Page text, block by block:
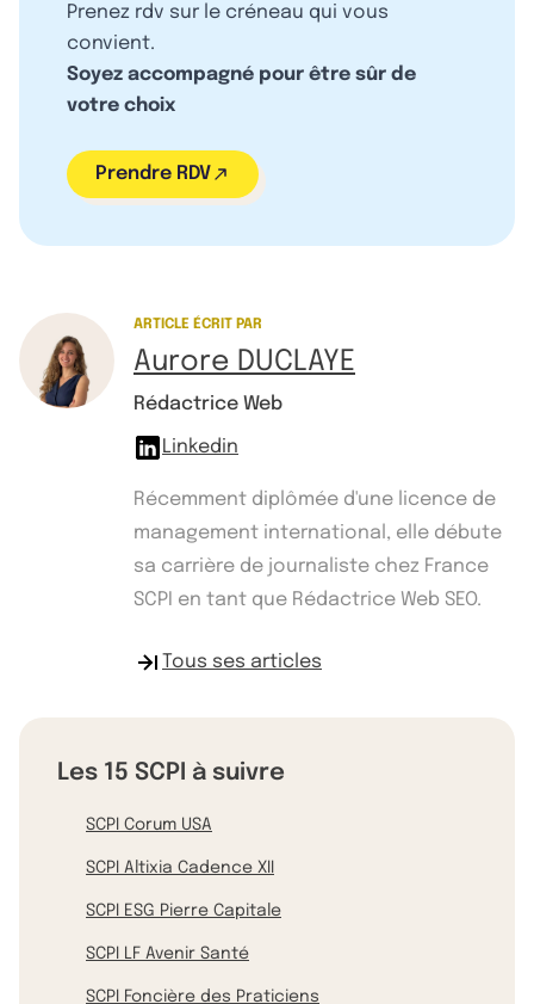
Prenez rdv sur le créneau qui vous
convient.
Soyez accompagné pour être sûr de
votre choix
Prendre RDV
ARTICLE ÉCRIT PAR
Aurore DUCLAYE
Rédactrice Web
Linkedin
Récemment diplômée d'une licence de
management international, elle débute
sa carrière de journaliste chez France
SCPI en tant que Rédactrice Web SEO.
Tous ses articles
Les 15 SCPI à suivre
SCPI Corum USA
SCPI Altixia Cadence XII
SCPI ESG Pierre Capitale
SCPI LF Avenir Santé
SCPI Foncière des Praticiens